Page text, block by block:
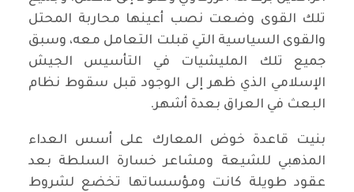
تلك القوى وضعت نصب أعينها محاربة المحتل
والقوى السياسية التي قبلت التعامل معه، وسبق
جميع تلك المليشيات في التأسيس الجيش
الإسلامي الذي ظهر إلى الوجود قبل سقوط نظام
البعث في العراق بعدة أشهر.
بنيت قاعدة خوض المعارك على أسس العداء
المذهبي للشيعة ومشاعر خسارة السلطة بعد
عقود طويلة كانت ومؤسساتها تخضع لشروط